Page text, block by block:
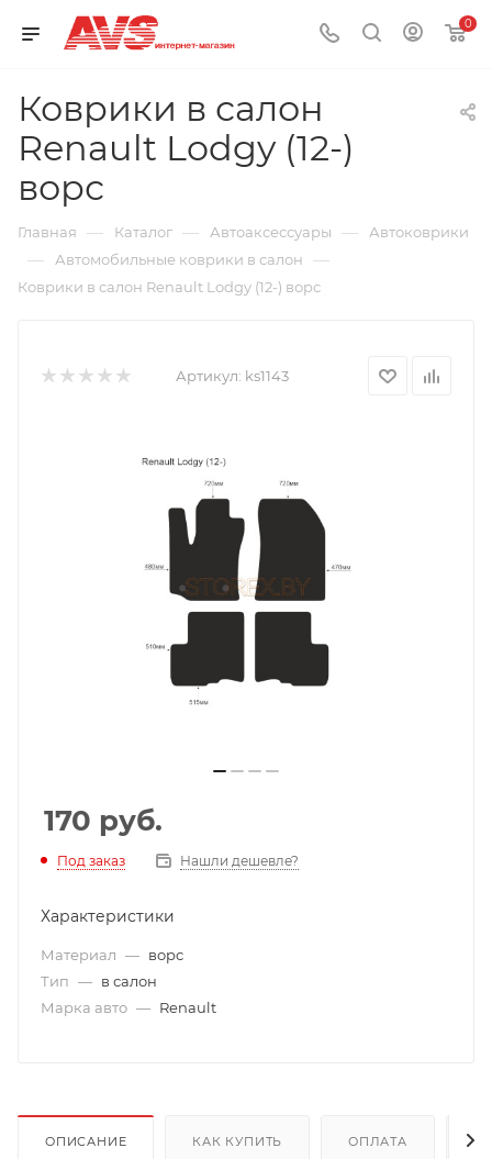
0
Коврики в салон
Renault Lodgy (12-)
ворс
Главная — Каталог — Автоаксессуары — Автоковрики
— Автомобильные коврики в салон —
Коврики в салон Renault Lodgy (12-) ворс
Артикул: ks1143
170 руб.
Под заказ Нашли дешевле?
Характеристики
Материал — ворс
Тип — в салон
Марка авто — Renault
ОПИСАНИЕ КАК КУПИТЬ ОПЛАТА